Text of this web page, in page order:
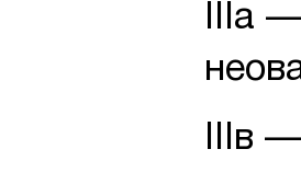
IIIа
IIIв